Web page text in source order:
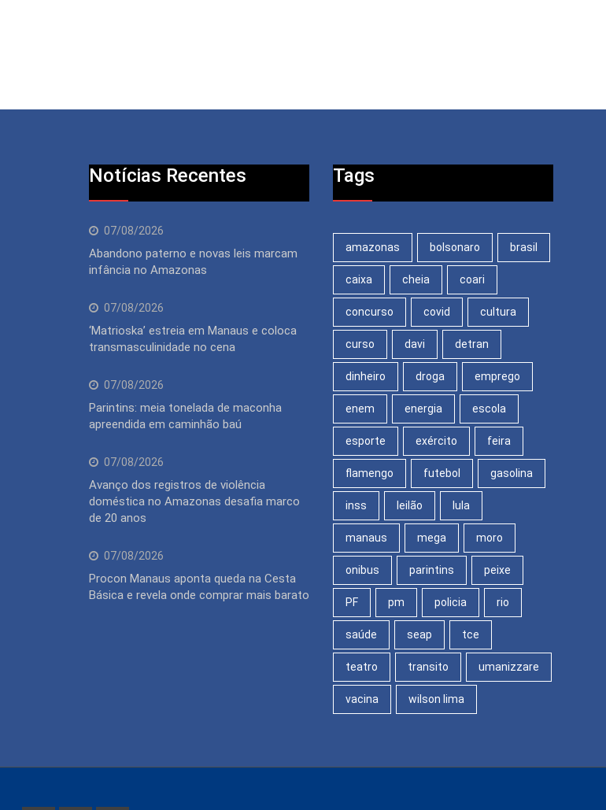
Notícias Recentes
07/08/2026
Abandono paterno e novas leis marcam
infância no Amazonas
07/08/2026
‘Matrioska’ estreia em Manaus e coloca
transmasculinidade no cena
07/08/2026
Parintins: meia tonelada de maconha
apreendida em caminhão baú
07/08/2026
Avanço dos registros de violência
doméstica no Amazonas desafia marco
de 20 anos
07/08/2026
Procon Manaus aponta queda na Cesta
Básica e revela onde comprar mais barato
Tags
amazonas bolsonaro brasil
caixa cheia coari
concurso covid cultura
curso davi detran
dinheiro droga emprego
enem energia escola
esporte exército feira
flamengo futebol gasolina
inss leilão lula
manaus mega moro
onibus parintins peixe
PF pm policia rio
saúde seap tce
teatro transito umanizzare
vacina wilson lima